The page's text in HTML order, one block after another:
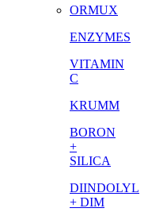
ORMUX
ENZYMES
VITAMIN
C
KRUMM
BORON
+
SILICA
DIINDOLYL
+ DIM